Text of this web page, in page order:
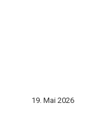
19. Mai 2026